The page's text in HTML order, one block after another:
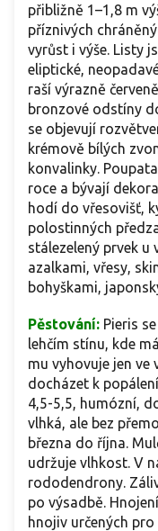
přibližně 1–1,8 m
příznivých
vyrůst i výše. Listy
eliptické,
raší výrazně
bronzové odstíny
se objevují
krémově bílých
konvalinky.
roce a bývají
hodí do vřesovišť,
polostinných
stálezelený prvek u
azalkami, vřesy,
bohyškami,
Pěstování: Pieris
lehčím stínu, kde
mu vyhovuje jen ve
docházet k
4,5-5,5, humózní,
vlhká, ale bez
března do října.
udržuje vlhkost. V
rododendrony.
po výsadbě.
hnojiv určených